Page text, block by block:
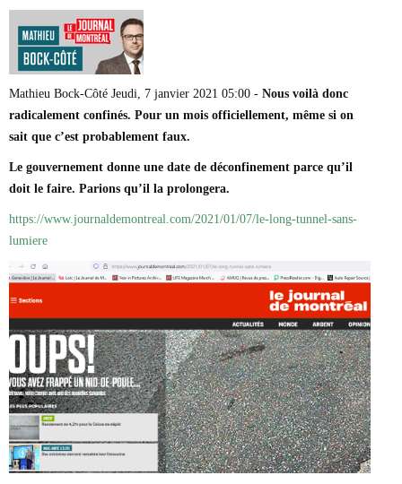
Marie-Eve Doyon
Mathieu Bock Côté
Nathalie Elgrably
Normand Lester
Pierre Martin
Remi Nadeau
Richard Béliveau
Réjean Parent
Steve E. Fortin
Thomas Mulcair
Mathieu Bock-Côté Jeudi, 7 janvier 2021 05:00 - Nous voilà donc
radicalement confinés. Pour un mois officiellement, même si on
sait que c’est probablement faux.
Le gouvernement donne une date de déconfinement parce qu’il
doit le faire. Parions qu’il la prolongera.
https://www.journaldemontreal.com/2021/01/07/le-long-tunnel-sans-
lumiere